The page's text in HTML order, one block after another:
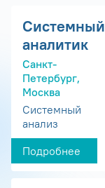
Системный
аналитик
Санкт-
Петербург,
Москва
Системный
анализ
Подробнее